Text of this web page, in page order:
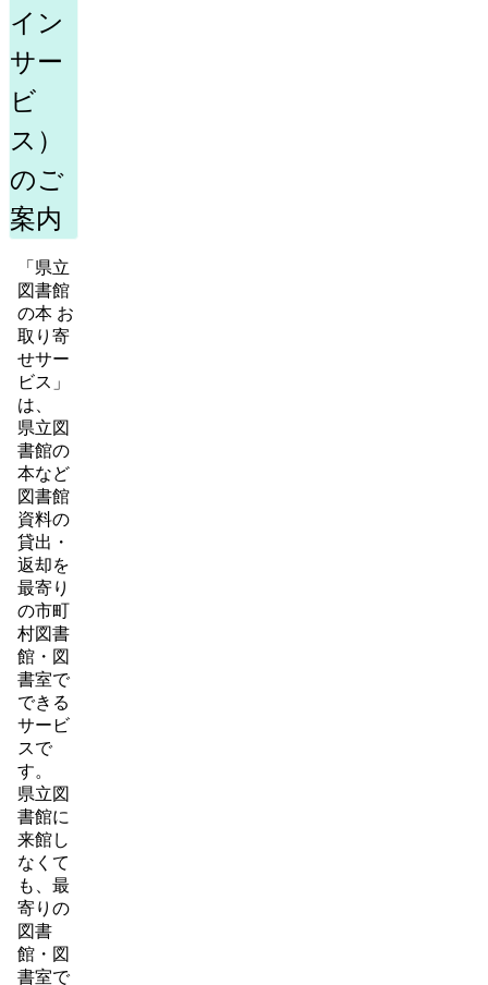
イン
サー
ビ
ス）
のご
案内
「県立
図書館
の本 お
取り寄
せサー
ビス」
は、
県立図
書館の
本など
図書館
資料の
貸出・
返却を
最寄り
の市町
村図書
館・図
書室で
できる
サービ
スで
す。
県立図
書館に
来館し
なくて
も、最
寄りの
図書
館・図
書室で